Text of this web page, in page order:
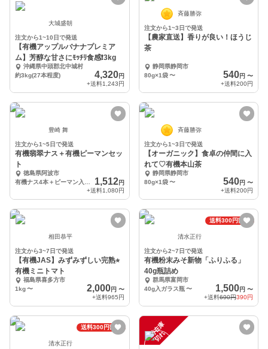
大城盛朝
注文から1~10日で発送
【有機アップルバナナプレミア
ム】芳醇な甘さにﾓｯﾁﾘ食感❗️3kg
沖縄県中頭郡北中城村
約3kg(27本程度)
4,320円
+送料1,243円
斉藤勝弥
注文から1~3日で発送
【農家直送】香りが良い！ほうじ
茶
静岡県静岡市
80g×1袋 〜 540円 〜
+送料200円
豊崎 舞
注文から1~5日で発送
有機翡翠ナス＋有機ピーマンセッ
ト
徳島県阿波市
1,512円
+送料1,080円
斉藤勝弥
注文から1~3日で発送
【オーガニック】食卓の仲間に入
れて♡有機本山茶
静岡県静岡市
80g×1袋 〜 540円 〜
+送料200円
相田恭平
注文から3~7日で発送
【有機JAS】みずみずしい完熟⭐︎
有機ミニトマト
福島県喜多方市
1kg〜 2,000円 〜
+送料965円
送料300円割引
清水正行
注文から2~7日で発送
有機粉末みそ新物「ふりふる」
40g瓶詰め
群馬県富岡市
40g入ガラス瓶 〜 1,500円 〜
+送料690円390円
送料300円割引
清水正行
一
時
在
庫
切
れ